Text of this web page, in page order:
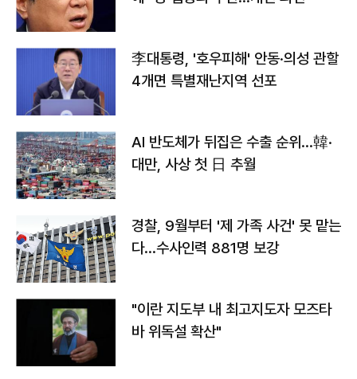
李대통령, '호우피해' 안동·의성 관할
4개면 특별재난지역 선포
AI 반도체가 뒤집은 수출 순위…韓·
대만, 사상 첫 日 추월
경찰, 9월부터 '제 가족 사건' 못 맡는
다…수사인력 881명 보강
"이란 지도부 내 최고지도자 모즈타
바 위독설 확산"